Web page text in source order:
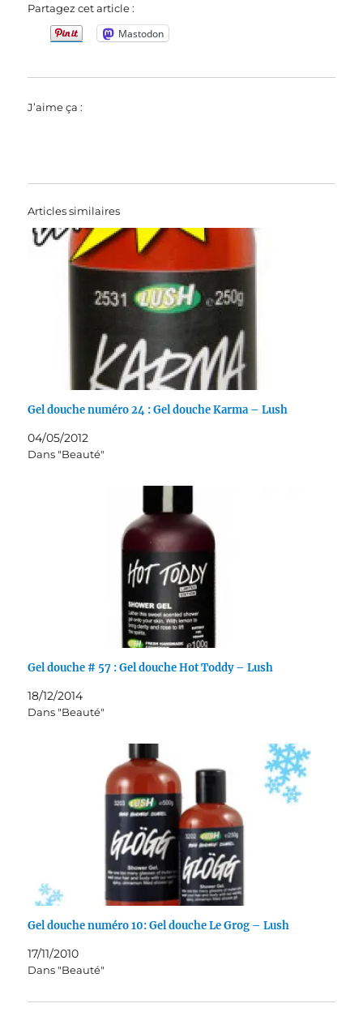
Partagez cet article :
Mastodon
J’aime ça :
Articles similaires
Gel douche numéro 24 : Gel douche Karma – Lush
04/05/2012
Dans "Beauté"
Gel douche # 57 : Gel douche Hot Toddy – Lush
18/12/2014
Dans "Beauté"
Gel douche numéro 10: Gel douche Le Grog – Lush
17/11/2010
Dans "Beauté"